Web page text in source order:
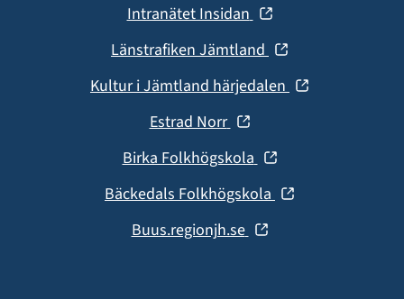
nytt
fönster)
Intranätet Insidan (öppnas
nytt
fönster)
Länstrafiken Jämtland (öppnas
nytt
Kultur i Jämtland härjedalen (öppnas
Estrad Norr (öppnas
nytt
fönster)
Birka Folkhögskola (öppnas
nytt
fönster)
Bäckedals Folkhögskola (öppnas
Buus.regionjh.se (öppnas